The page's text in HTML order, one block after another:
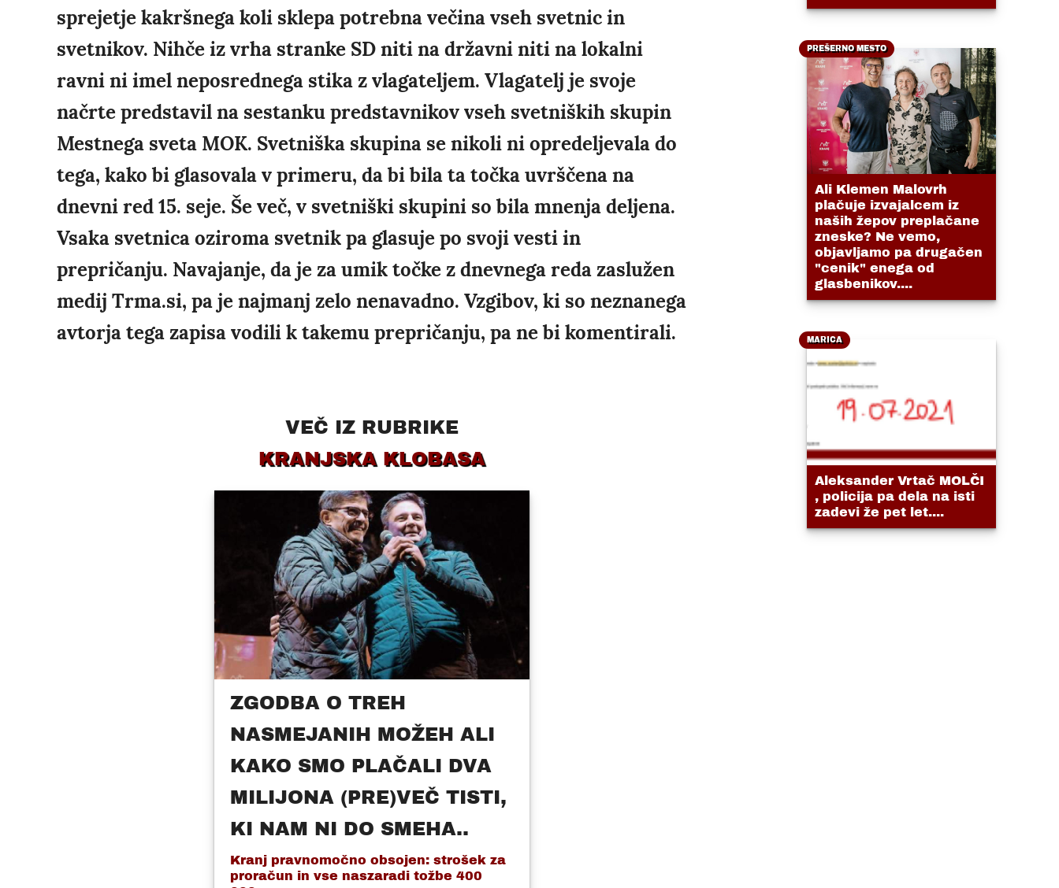
sprejetje kakršnega koli sklepa potrebna večina vseh svetnic in
svetnikov. Nihče iz vrha stranke SD niti na državni niti na lokalni
ravni ni imel neposrednega stika z vlagateljem. Vlagatelj je svoje
načrte predstavil na sestanku predstavnikov vseh svetniških skupin
Mestnega sveta MOK. Svetniška skupina se nikoli ni opredeljevala do
tega, kako bi glasovala v primeru, da bi bila ta točka uvrščena na
dnevni red 15. seje. Še več, v svetniški skupini so bila mnenja deljena.
Vsaka svetnica oziroma svetnik pa glasuje po svoji vesti in
prepričanju. Navajanje, da je za umik točke z dnevnega reda zaslužen
medij Trma.si, pa je najmanj zelo nenavadno. Vzgibov, ki so neznanega
avtorja tega zapisa vodili k takemu prepričanju, pa ne bi komentirali.
VEČ IZ RUBRIKE
KRANJSKA KLOBASA
ZGODBA O TREH
NASMEJANIH MOŽEH ALI
KAKO SMO PLAČALI DVA
MILIJONA (PRE)VEČ TISTI,
KI NAM NI DO SMEHA..
Kranj pravnomočno obsojen: strošek za
proračun in vse naszaradi tožbe 400
PREŠERNO MESTO
Ali Klemen Malovrh
plačuje izvajalcem iz
naših žepov preplačane
zneske? Ne vemo,
objavljamo pa drugačen
"cenik" enega od
glasbenikov....
MARICA
Aleksander Vrtač MOLČI
, policija pa dela na isti
zadevi že pet let....